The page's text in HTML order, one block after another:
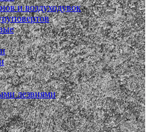
и воздуходувок
лезвиями